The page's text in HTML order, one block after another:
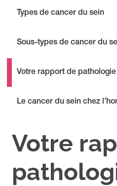
Types de cancer du sein
Sous-types de cancer du
Votre rapport de pathologie
Le cancer du sein chez
Votre